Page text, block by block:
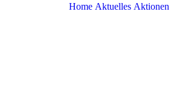
Home Aktuelles Aktionen